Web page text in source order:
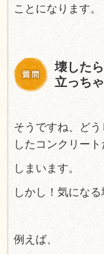
ことになります。
壊した
立っち
そうですね、ど
したコンクリー
しまいます。
しかし！気になる
例えば、